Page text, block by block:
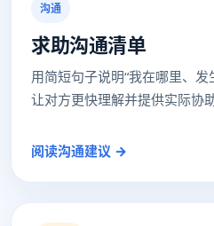
沟通
求助沟通清单
用简短句子说明“我在哪里、发
让对方更快理解并提供实际协助
阅读沟通建议 →